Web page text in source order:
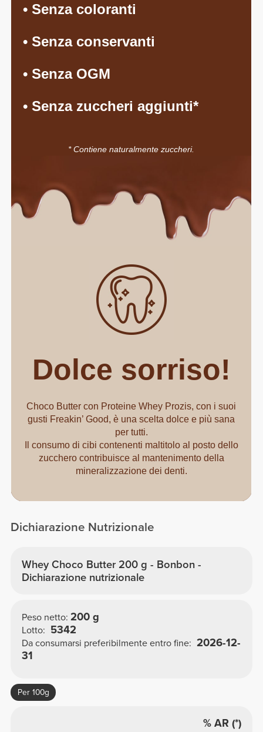
• Senza coloranti
• Senza conservanti
• Senza OGM
• Senza zuccheri aggiunti*
* Contiene naturalmente zuccheri.
Dolce sorriso!
Choco Butter con Proteine Whey Prozis, con i suoi
gusti Freakin’ Good, è una scelta dolce e più sana
per tutti.
Il consumo di cibi contenenti maltitolo al posto dello
zucchero contribuisce al mantenimento della
mineralizzazione dei denti.
Dichiarazione Nutrizionale
Whey Choco Butter 200 g - Bonbon -
Dichiarazione nutrizionale
Peso netto: 200 g
Lotto: 5342
Da consumarsi preferibilmente entro fine: 2026-12-
31
Per 100g
% AR (*)